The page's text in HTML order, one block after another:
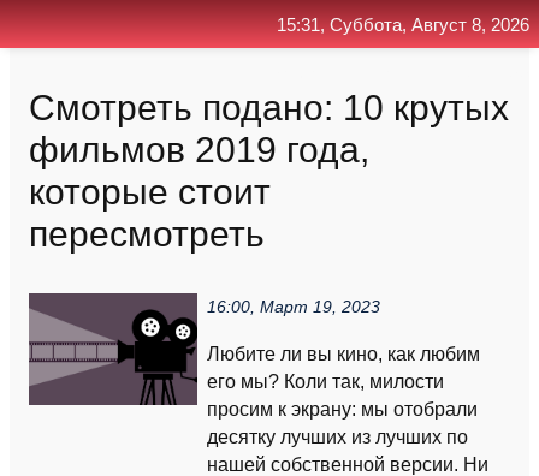
Смотреть подано: 10 крутых
фильмов 2019 года,
которые стоит
пересмотреть
16:00, Март 19, 2023
Любите ли вы кино, как любим
его мы? Коли так, милости
просим к экрану: мы отобрали
десятку лучших из лучших по
нашей собственной версии. Ни
15:31, Суббота, Август 8, 2026